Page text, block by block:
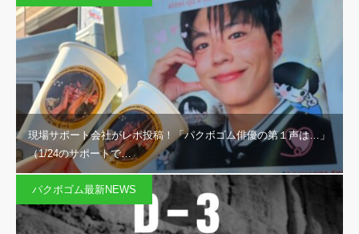
現場サポート会社がレポ投稿！「パクボゴム俳優の第１声は…」
（1/24のサポートで…
パクボゴム最新NEWS